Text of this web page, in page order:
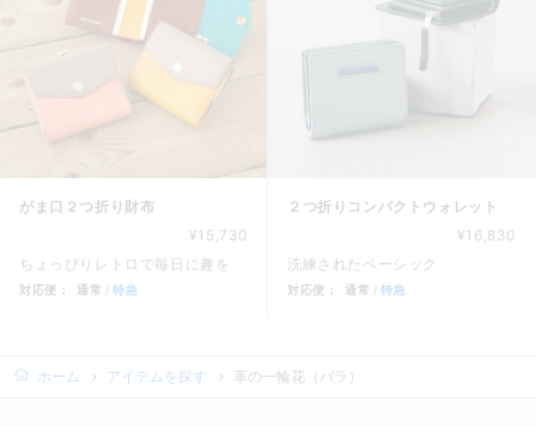
がま口２つ折り財布
¥15,730
ちょっぴりレトロで毎日に趣を
対応便： 通常 特急
２つ折りコンパクトウォレット
¥16,830
洗練されたベーシック
対応便： 通常 特急
ホーム アイテムを探す 革の一輪花（バラ）